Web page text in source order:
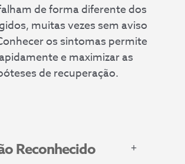
de forma diferente dos
muitas vezes sem aviso
os sintomas permite
e maximizar as
de recuperação.
Reconhecido